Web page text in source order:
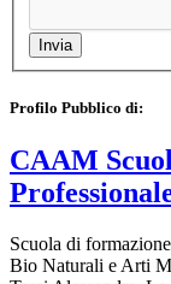
Profilo Pubblico di:
CAAM
Scuola di
Bio Naturali e Arti